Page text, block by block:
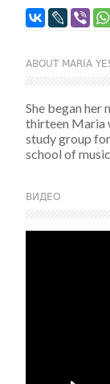
ABOUT MARIA
She began her
thirteen Maria
study group
school of
ВИДЕО